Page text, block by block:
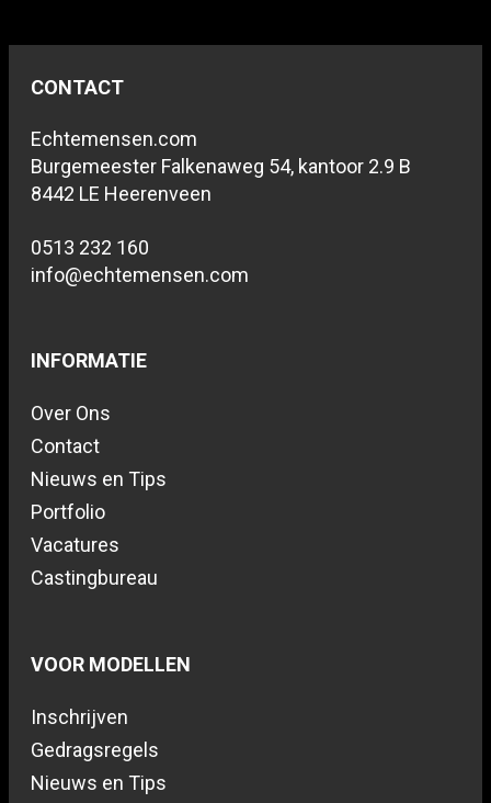
CONTACT
Echtemensen.com
Burgemeester Falkenaweg 54, kantoor 2.9 B
8442 LE Heerenveen
0513 232 160
info@echtemensen.com
INFORMATIE
Over Ons
Contact
Nieuws en Tips
Portfolio
Vacatures
Castingbureau
VOOR MODELLEN
Inschrijven
Gedragsregels
Nieuws en Tips